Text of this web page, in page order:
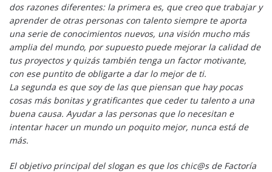
dos razones diferentes: la primera es, que creo que trabajar y
aprender de otras personas con talento siempre te aporta
una serie de conocimientos nuevos, una visión mucho más
amplia del mundo, por supuesto puede mejorar la calidad de
tus proyectos y quizás también tenga un factor motivante,
con ese puntito de obligarte a dar lo mejor de ti.
La segunda es que soy de las que piensan que hay pocas
cosas más bonitas y gratificantes que ceder tu talento a una
buena causa. Ayudar a las personas que lo necesitan e
intentar hacer un mundo un poquito mejor, nunca está de
más.
El objetivo principal del slogan es que los chic@s de Factoría